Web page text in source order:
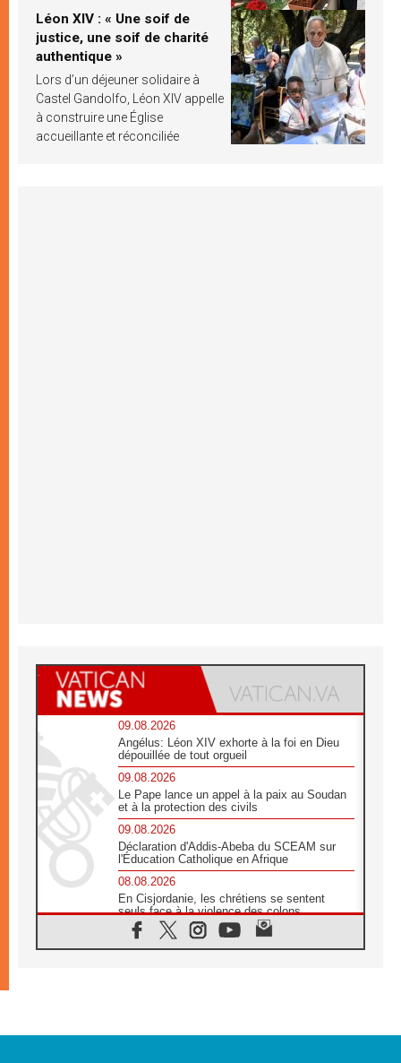
Léon XIV : « Une soif de
justice, une soif de charité
authentique »
Lors d’un déjeuner solidaire à
Castel Gandolfo, Léon XIV appelle
à construire une Église
accueillante et réconciliée
09.08.2026
Angélus: Léon XIV exhorte à la foi en Dieu
dépouillée de tout orgueil
09.08.2026
Le Pape lance un appel à la paix au Soudan
et à la protection des civils
09.08.2026
Déclaration d'Addis-Abeba du SCEAM sur
l'Éducation Catholique en Afrique
08.08.2026
En Cisjordanie, les chrétiens se sentent
seuls face à la violence des colons
08.08.2026
Léon XIV au sanctuaire de Notre Dame du
08.08.2026